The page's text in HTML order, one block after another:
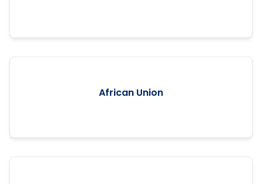
African Union